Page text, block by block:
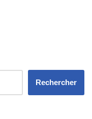
Rechercher